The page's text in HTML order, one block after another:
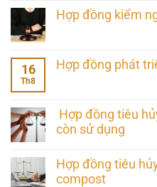
Hợp đồng kiểm
16
Th8
Hợp đồng phát
Hợp đồng tiêu
còn sử dụng
Hợp đồng tiêu
compost